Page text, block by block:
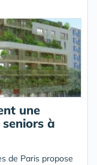
une
à
de Paris propose